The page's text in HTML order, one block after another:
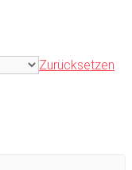
Zurücksetzen